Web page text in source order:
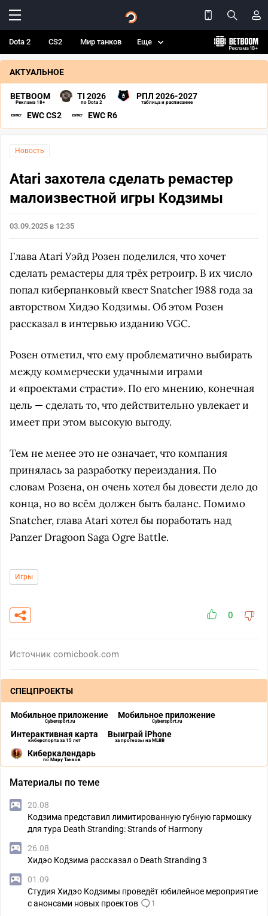
Dota 2 CS2 Мир танков Еще
АКТУАЛЬНОЕ
BETBOOM
Реклама 18+
TI 2026
по Dota 2
РПЛ 2026-2027
таблица и расписание
EWC CS2 EWC R6
Новость
Atari захотела сделать ремастер
малоизвестной игры Кодзимы
03.09.2025 в 12:35
Глава Atari Уэйд Розен поделился, что хочет
сделать ремастеры для трёх ретроигр. В их число
попал киберпанковый квест Snatcher 1988 года за
авторством Хидэо Кодзимы. Об этом Розен
рассказал в интервью изданию VGC.
Розен отметил, что ему проблематично выбирать
между коммерчески удачными играми
и «проектами страсти». По его мнению, конечная
цель — сделать то, что действительно увлекает и
имеет при этом высокую выгоду.
Тем не менее это не означает, что компания
принялась за разработку переиздания. По
словам Розена, он очень хотел бы довести дело до
конца, но во всём должен быть баланс. Помимо
Snatcher, глава Atari хотел бы поработать над
Panzer Dragoon Saga Ogre Battle.
Игры
0
Источник comicbook.com
СПЕЦПРОЕКТЫ
Мобильное приложение
Cybersport.ru
Мобильное приложение
Cybersport.ru
Интерактивная карта
киберспорта за 15 лет
Выиграй iPhone
за прогнозы на MLBB
Киберкалендарь
по Миру Танков
Материалы по теме
20.08
Кодзима представил лимитированную губную гармошку
для тура Death Stranding: Strands of Harmony
26.08
Хидэо Кодзима рассказал о Death Stranding 3
01.09
Студия Хидэо Кодзимы проведёт юбилейное мероприятие
с анонсами новых проектов
1